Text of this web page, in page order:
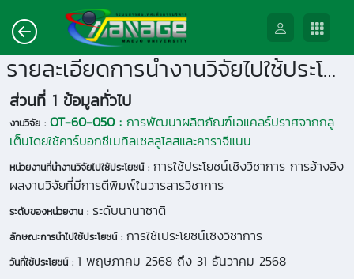
รายละเอียดการนำงานวิจัยไปใช้ประโยชน์
ส่วนที่ 1 ข้อมูลทั่วไป
งานวิจัย : OT-60-050 : การพัฒนาผลิตภัณฑ์เอแคลร์ปราศจากกลู
เต็นโดยใช้คาร์บอกซีเมทิลเซลลูโลสและคาราจีแนน
หน่วยงานที่นำงานวิจัยไปใช้ประโยชน์ : การใช้ประโยชน์เชิงวิชาการ การอ้างอิง
ผลงานวิจัยที่มีการตีพิมพ์ในวารสารวิชาการ
ระดับของหน่วยงาน : ระดับนานาชาติ
ลักษณะการนำไปใช้ประโยชน์ : การใช้เประโยชน์เชิงวิชาการ
วันที่ใช้ประโยชน์ : 1 พฤษภาคม 2568 ถึง 31 ธันวาคม 2568